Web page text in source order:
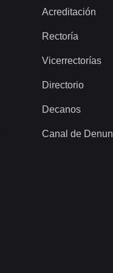
Acreditación
Rectoría
Vicerrectorías
Directorio
Decanos
Canal de